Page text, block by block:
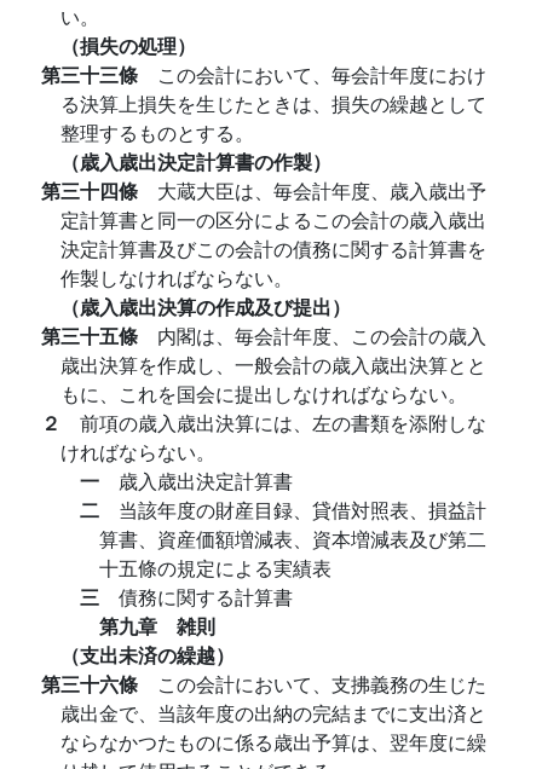
い。
（損失の処理）
第三十三條 この会計において、毎会計年度におけ
る決算上損失を生じたときは、損失の繰越として
整理するものとする。
（歳入歳出決定計算書の作製）
第三十四條 大蔵大臣は、毎会計年度、歳入歳出予
定計算書と同一の区分によるこの会計の歳入歳出
決定計算書及びこの会計の債務に関する計算書を
作製しなければならない。
（歳入歳出決算の作成及び提出）
第三十五條 内閣は、毎会計年度、この会計の歳入
歳出決算を作成し、一般会計の歳入歳出決算とと
もに、これを国会に提出しなければならない。
２ 前項の歳入歳出決算には、左の書類を添附しな
ければならない。
一 歳入歳出決定計算書
二 当該年度の財産目録、貸借対照表、損益計
算書、資産価額増減表、資本増減表及び第二
十五條の規定による実績表
三 債務に関する計算書
第九章 雑則
（支出未済の繰越）
第三十六條 この会計において、支拂義務の生じた
歳出金で、当該年度の出納の完結までに支出済と
ならなかつたものに係る歳出予算は、翌年度に繰